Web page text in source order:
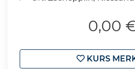
0,00
KURS